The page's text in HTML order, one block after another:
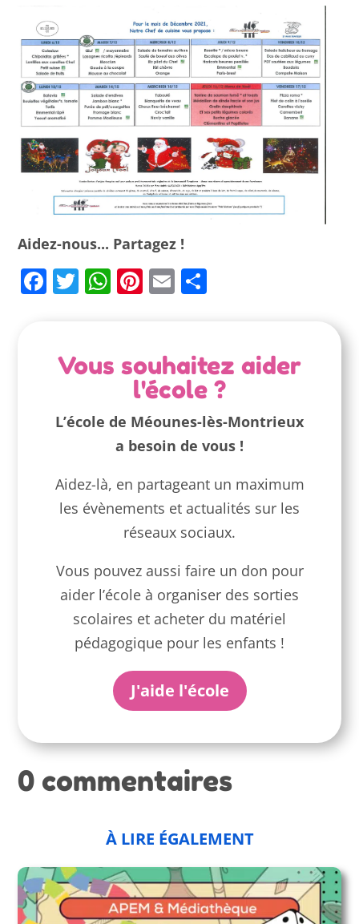
Aidez-nous... Partagez !
Facebook
Twitter
WhatsApp
Pinterest
Email
Vous souhaitez aider
l'école ?
L’école de Méounes-lès-Montrieux
a besoin de vous !
Aidez-là, en partageant un maximum
les évènements et actualités sur les
réseaux sociaux.
Vous pouvez aussi faire un don pour
aider l’école à organiser des sorties
scolaires et acheter du matériel
pédagogique pour les enfants !
J'aide l'école
0 commentaires
À LIRE ÉGALEMENT